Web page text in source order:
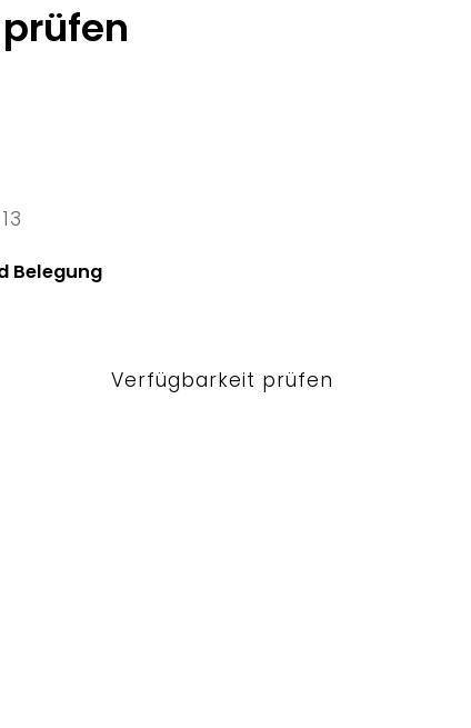
Belegung
Verfügbarkeit prüfen